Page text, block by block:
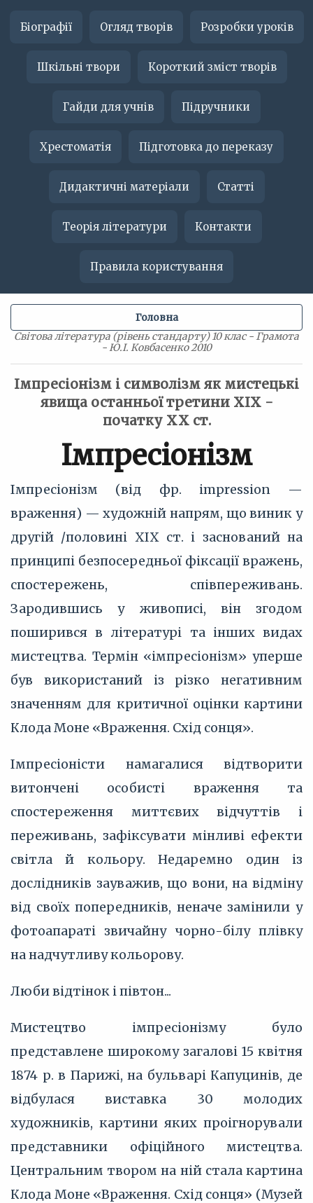
Біографії Огляд творів Розробки уроків
Шкільні твори Короткий зміст творів
Гайди для учнів Підручники
Хрестоматія Підготовка до переказу
Дидактичні матеріали Статті
Теорія літератури Контакти
Правила користування
Світова література (рівень стандарту) 10 клас - Грамота
- Ю.І. Ковбасенко 2010
Головна
Імпресіонізм і символізм як мистецькі
явища останньої третини XIX -
початку XX ст.
Імпресіонізм
Імпресіонізм (від фр. impression —
враження) — художній напрям, що виник у
другій /половині XIX ст. і заснований на
принципі безпосередньої фіксації вражень,
спостережень, співпереживань.
Зародившись у живописі, він згодом
поширився в літературі та інших видах
мистецтва. Термін «імпресіонізм» уперше
був використаний із різко негативним
значенням для критичної оцінки картини
Клода Моне «Враження. Схід сонця».
Імпресіоністи намагалися відтворити
витончені особисті враження та
спостереження миттєвих відчуттів і
переживань, зафіксувати мінливі ефекти
світла й кольору. Недаремно один із
дослідників зауважив, що вони, на відміну
від своїх попередників, неначе замінили у
фотоапараті звичайну чорно-білу плівку
на надчутливу кольорову.
Люби відтінок і півтон...
Мистецтво імпресіонізму було
представлене широкому загалові 15 квітня
1874 р. в Парижі, на бульварі Капуцинів, де
відбулася виставка 30 молодих
художників, картини яких проігнорували
представники офіційного мистецтва.
Центральним твором на ній стала картина
Клода Моне «Враження. Схід сонця» (Музей